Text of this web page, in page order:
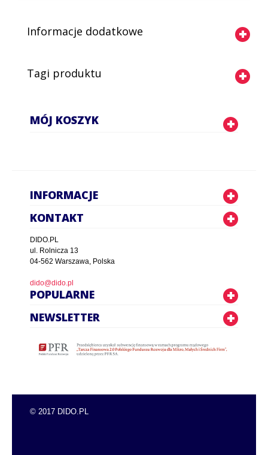
Informacje dodatkowe
Tagi produktu
MÓJ KOSZYK
INFORMACJE
KONTAKT
DIDO.PL
ul. Rolnicza 13
04-562 Warszawa, Polska
dido@dido.pl
POPULARNE
NEWSLETTER
© 2017 DIDO.PL